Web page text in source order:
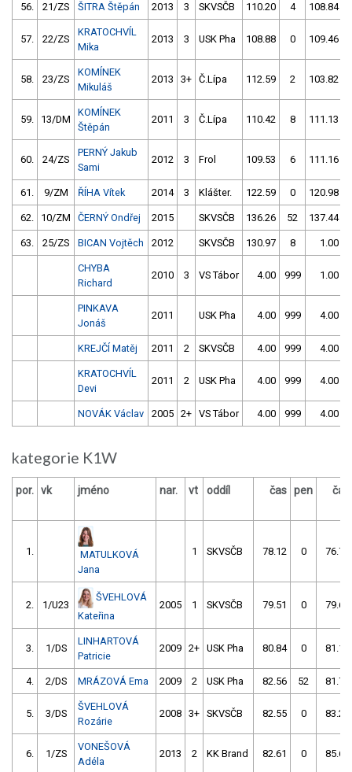
56. 21/ZS ŠITRA Štěpán 2013 3 SKVSČB 110.20 4 108.84
57. 22/ZS
KRATOCHVÍL
Mika
2013 3 USK Pha 108.88 0 109.46
58. 23/ZS
KOMÍNEK
Mikuláš
2013 3+ Č.Lípa 112.59 2 103.82
59. 13/DM
KOMÍNEK
Štěpán
2011 3 Č.Lípa 110.42 8 111.13
60. 24/ZS
PERNÝ Jakub
Sami
2012 3 Frol 109.53 6 111.16
61. 9/ZM ŘÍHA Vítek 2014 3 Klášter. 122.59 0 120.98
62. 10/ZM ČERNÝ Ondřej 2015 SKVSČB 136.26 52 137.44
63. 25/ZS BICAN Vojtěch 2012 SKVSČB 130.97 8 1.00
CHYBA
Richard
2010 3 VS Tábor 4.00 999 1.00
PINKAVA
Jonáš
2011 USK Pha 4.00 999 4.00
KREJČÍ Matěj 2011 2 SKVSČB 4.00 999 4.00
KRATOCHVÍL
Devi
2011 2 USK Pha 4.00 999 4.00
NOVÁK Václav 2005 2+ VS Tábor 4.00 999 4.00
kategorie K1W
por. vk jméno nar. vt oddíl čas pen čas
1.
MATULKOVÁ
Jana
1 SKVSČB 78.12 0 76.75
2. 1/U23
ŠVEHLOVÁ
Kateřina
2005 1 SKVSČB 79.51 0 79.63
3. 1/DS
LINHARTOVÁ
Patricie
2009 2+ USK Pha 80.84 0 81.17
4. 2/DS MRÁZOVÁ Ema 2009 2 USK Pha 82.56 52 81.74
5. 3/DS
ŠVEHLOVÁ
Rozárie
2008 3+ SKVSČB 82.55 0 83.22
6. 1/ZS
VONEŠOVÁ
Adéla
2013 2 KK Brand 82.61 0 85.69